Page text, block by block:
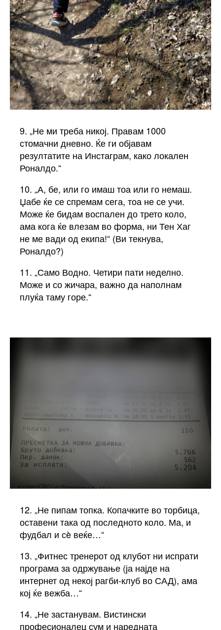
9. „Не ми треба никој. Правам 1000
стомачни дневно. Ќе ги објавам
резултатите на Инстаграм, како локален
Роналдо.“
10. „А, бе, или го имаш тоа или го немаш.
Џабе ќе се спремам сега, тоа не се учи.
Може ќе бидам воспален до трето коло,
ама кога ќе влезам во форма, ни Тен Хаг
не ме вади од екипа!“ (Ви текнува,
Роналдо?)
11. „Само Водно. Четири пати неделно.
Може и со жичара, важно да наполнам
плуќа таму горе.“
12. „Не пипам топка. Копачките во торбица,
оставени така од последното коло. Ма, и
фудбал и сè веќе…“
13. „Фитнес тренерот од клубот ни испрати
програма за одржување (ја најде на
интернет од некој рагби-клуб во САД), ама
кој ќе вежба…“
14. „Не застанувам. Вистински
професионалец сум и наредната